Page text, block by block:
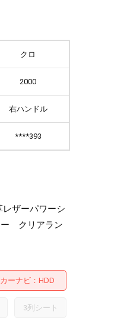
クロ
2000
右ハンドル
****393
ザーパワーシ
クリアラン
カーナビ HDD
3列シート